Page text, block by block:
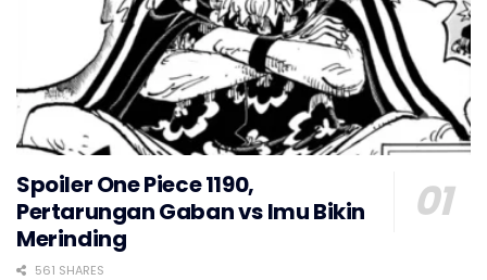
Spoiler One Piece 1190,
Pertarungan Gaban vs Imu Bikin
Merinding
561 SHARES